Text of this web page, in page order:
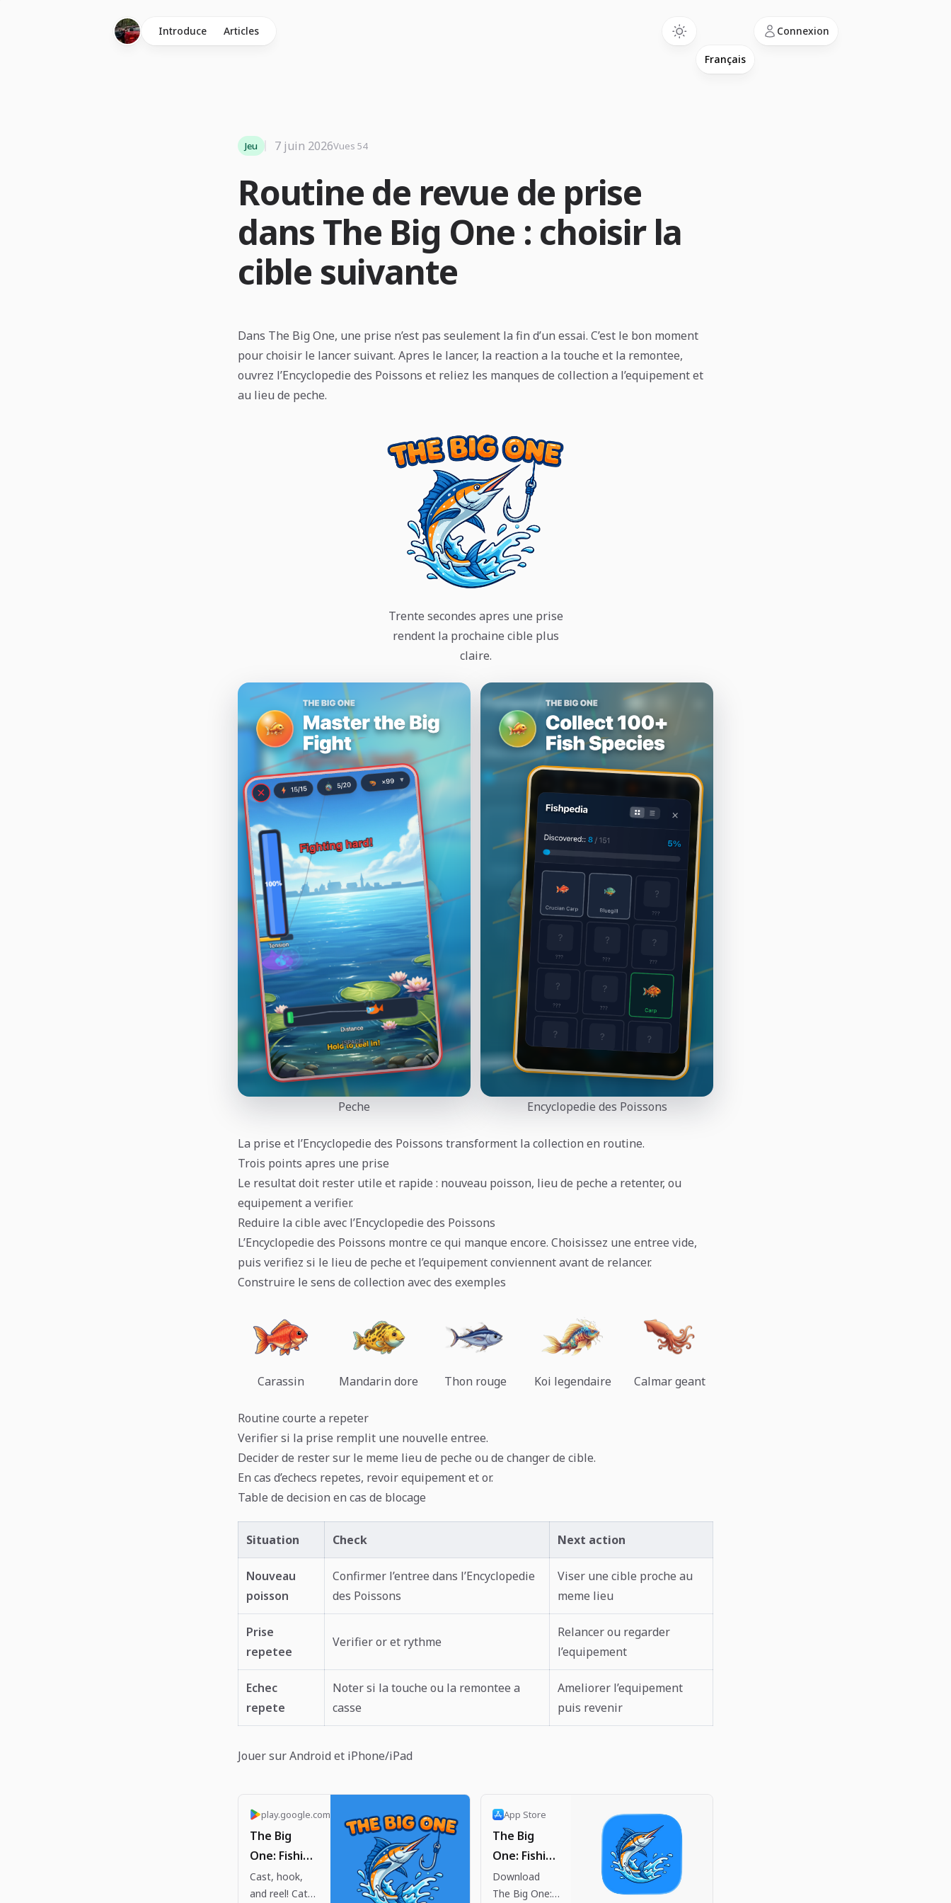
Introduce Articles Connexion
Routine de revue de prise
dans The Big One : choisir la
cible suivante
Jeu 7 juin 2026Vues 54
Dans The Big One, une prise n’est pas seulement la fin d’un essai. C’est le bon moment
pour choisir le lancer suivant. Apres le lancer, la reaction a la touche et la remontee,
ouvrez l’Encyclopedie des Poissons et reliez les manques de collection a l’equipement et
au lieu de peche.
Trente secondes apres une prise
rendent la prochaine cible plus
claire.
Peche Encyclopedie des Poissons
La prise et l’Encyclopedie des Poissons transforment la collection en routine.
Trois points apres une prise
Le resultat doit rester utile et rapide : nouveau poisson, lieu de peche a retenter, ou
equipement a verifier.
Reduire la cible avec l’Encyclopedie des Poissons
L’Encyclopedie des Poissons montre ce qui manque encore. Choisissez une entree vide,
puis verifiez si le lieu de peche et l’equipement conviennent avant de relancer.
Construire le sens de collection avec des exemples
Carassin Mandarin dore Thon rouge Koi legendaire Calmar geant
Routine courte a repeter
Verifier si la prise remplit une nouvelle entree.
Decider de rester sur le meme lieu de peche ou de changer de cible.
En cas d’echecs repetes, revoir equipement et or.
Table de decision en cas de blocage
Situation Check Next action
Nouveau
poisson
Confirmer l’entree dans l’Encyclopedie
des Poissons
Viser une cible proche au
meme lieu
Prise
repetee
Verifier or et rythme
Relancer ou regarder
l’equipement
Echec
repete
Noter si la touche ou la remontee a
casse
Ameliorer l’equipement
puis revenir
Jouer sur Android et iPhone/iPad
play.google.com
The Big
One: Fishing
RPG - Apps
on Google
Cast, hook,
and reel! Catch
App Store
The Big
One: Fishing
RPG App -
App Store
Download
The Big One: